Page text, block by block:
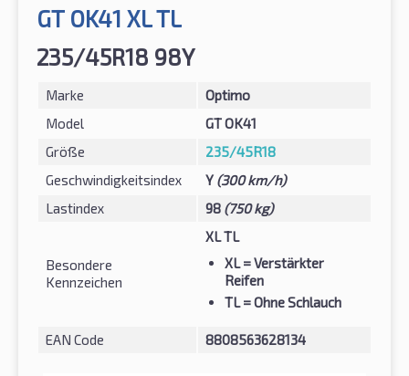
GT OK41 XL TL
235/45R18 98Y
Marke
Optimo
Model
GT OK41
Größe
235/45R18
Geschwindigkeitsindex
Y (300 km/h)
Lastindex
98 (750 kg)
Besondere
Kennzeichen
XL TL
XL= Verstärkter
Reifen
TL= Ohne Schlauch
EAN Code 8808563628134